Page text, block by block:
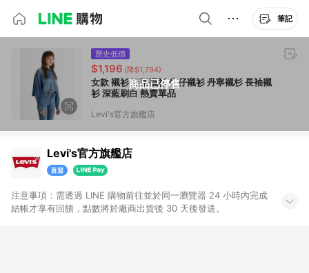
筆記
商品已停售
歷史低價
$1,196 (降$1,794)
女款 襯衫 短版襯衫 牛仔襯衫 丹寧襯杉 長袖襯
衫 深藍刷白 熱賣單品
Levi's官方旗艦店
Levi's官方旗艦店
注意事項：需透過 LINE 購物前往並於同一瀏覽器 24 小時內完成
結帳才享有回饋，點數將於廠商出貨後 30 天後發送。